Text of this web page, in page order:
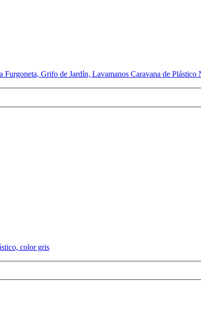
Grifo de Jardín, Lavamanos Caravana de Plástico
color gris